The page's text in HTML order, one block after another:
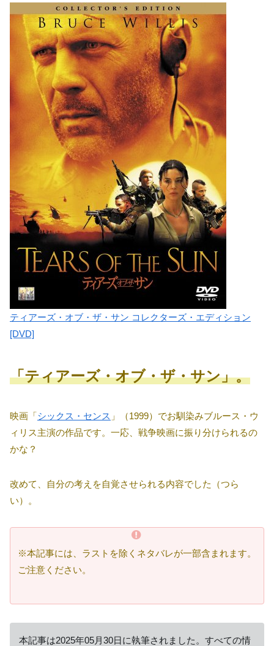
ティアーズ・オブ・ザ・サン コレクターズ・エディション
[DVD]
「ティアーズ・オブ・ザ・サン」。
映画「シックス・センス 」（1999）でお馴染みブルース・ウ
ィリス主演の作品です。一応、戦争映画に振り分けられるの
かな？
改めて、自分の考えを自覚させられる内容でした（つら
い）。
※本記事には、ラストを除くネタバレが一部含まれます。
ご注意ください。
本記事は2025年05月30日に執筆されました。すべての情